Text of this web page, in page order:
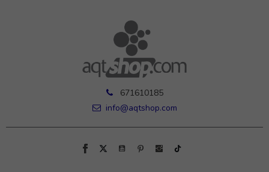
671610185
info@aqtshop.com